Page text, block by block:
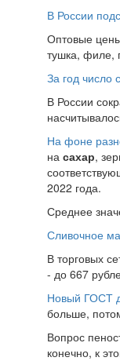
В России
Оптовые
тушка, филе,
За год число
В России
На фоне
на сахар,
2022 года.
Среднее
Сливочное
В торговых
- до 667
Новый ГОСТ
больше,
Вопрос
конечно, к